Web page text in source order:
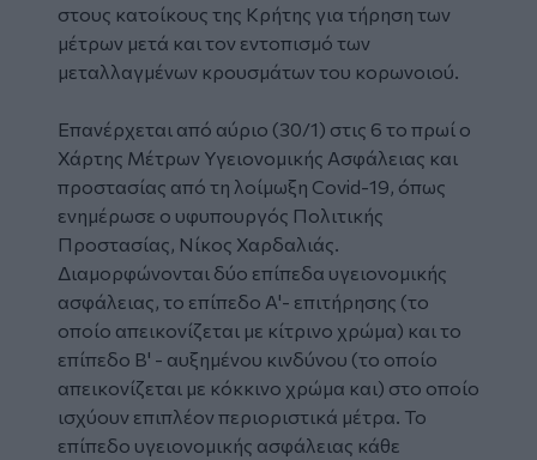
στους κατοίκους της Κρήτης για τήρηση των
μέτρων μετά και τον εντοπισμό των
μεταλλαγμένων κρουσμάτων του κορωνοιού.
Επανέρχεται από αύριο (30/1) στις 6 το πρωί ο
Χάρτης Μέτρων Υγειονομικής Ασφάλειας και
προστασίας από τη λοίμωξη Covid-19, όπως
ενημέρωσε ο υφυπουργός Πολιτικής
Προστασίας, Νίκος Χαρδαλιάς.
Διαμορφώνονται δύο επίπεδα υγειονομικής
ασφάλειας, το επίπεδο Α'- επιτήρησης (το
οποίο απεικονίζεται με κίτρινο χρώμα) και το
επίπεδο Β' - αυξημένου κινδύνου (το οποίο
απεικονίζεται με κόκκινο χρώμα και) στο οποίο
ισχύουν επιπλέον περιοριστικά μέτρα. Το
επίπεδο υγειονομικής ασφάλειας κάθε